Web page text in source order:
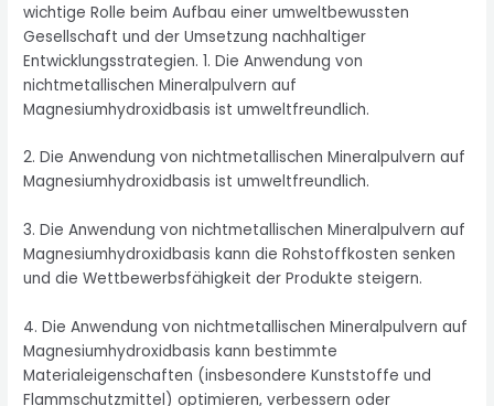
wichtige Rolle beim Aufbau einer umweltbewussten
Gesellschaft und der Umsetzung nachhaltiger
Entwicklungsstrategien. 1. Die Anwendung von
nichtmetallischen Mineralpulvern auf
Magnesiumhydroxidbasis ist umweltfreundlich.
2. Die Anwendung von nichtmetallischen Mineralpulvern auf
Magnesiumhydroxidbasis ist umweltfreundlich.
3. Die Anwendung von nichtmetallischen Mineralpulvern auf
Magnesiumhydroxidbasis kann die Rohstoffkosten senken
und die Wettbewerbsfähigkeit der Produkte steigern.
4. Die Anwendung von nichtmetallischen Mineralpulvern auf
Magnesiumhydroxidbasis kann bestimmte
Materialeigenschaften (insbesondere Kunststoffe und
Flammschutzmittel) optimieren, verbessern oder